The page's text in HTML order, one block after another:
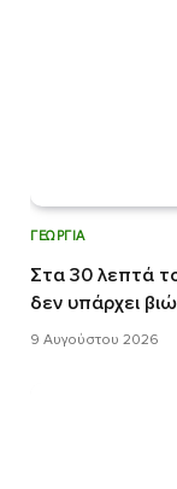
ΓΕΩΡΓΊΑ
Στα 30 λεπτά
δεν υπάρχει
9 Αυγούστου 2026